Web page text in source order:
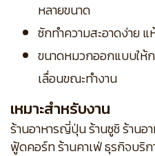
หลายขนาด
ซักทำความสะอาดง่าย
ขนาดหมวกออกแบบให้
เลื่อนขณะทำงาน
เหมาะสำหรับงาน
ร้านอาหารญี่ปุ่น ร้านซูชิ ร้านอ
ฟู้ดคอร์ท ร้านคาเฟ่ ธุรกิจบริก